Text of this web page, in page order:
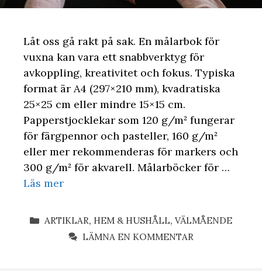
Låt oss gå rakt på sak. En målarbok för
vuxna kan vara ett snabbverktyg för
avkoppling, kreativitet och fokus. Typiska
format är A4 (297×210 mm), kvadratiska
25×25 cm eller mindre 15×15 cm.
Papperstjocklekar som 120 g/m² fungerar
för färgpennor och pasteller, 160 g/m²
eller mer rekommenderas för markers och
300 g/m² för akvarell. Målarböcker för …
Läs mer
KATEGORIER
ARTIKLAR, HEM & HUSHÅLL, VÄLMÅENDE
LÄMNA EN KOMMENTAR